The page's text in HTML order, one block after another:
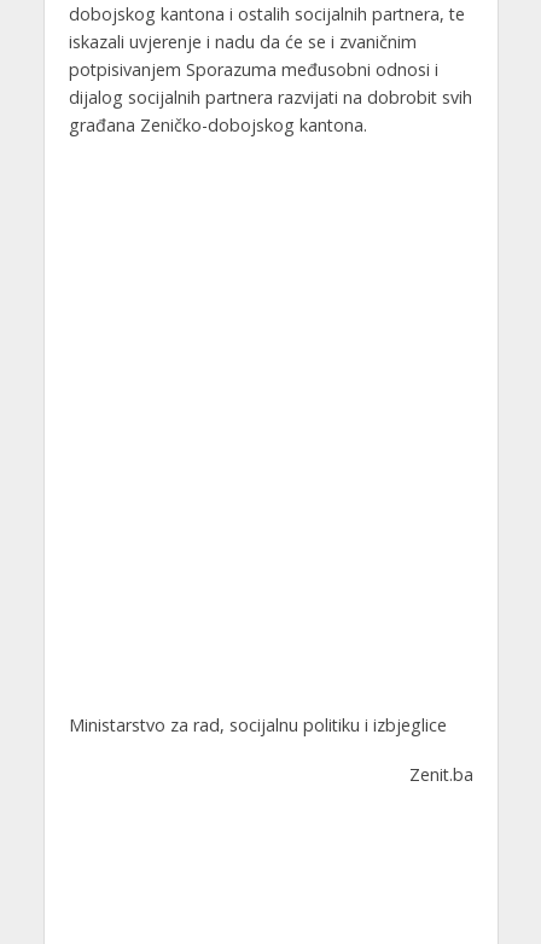
dobojskog kantona i ostalih socijalnih partnera, te
iskazali uvjerenje i nadu da će se i zvaničnim
potpisivanjem Sporazuma međusobni odnosi i
dijalog socijalnih partnera razvijati na dobrobit svih
građana Zeničko-dobojskog kantona.
Ministarstvo za rad, socijalnu politiku i izbjeglice
Zenit.ba